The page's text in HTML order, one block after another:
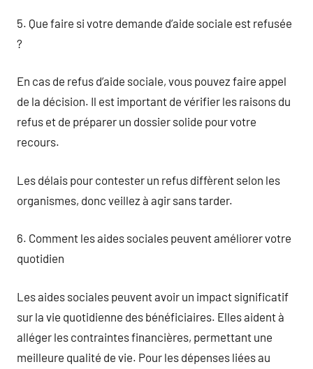
5. Que faire si votre demande d’aide sociale est refusée
?
En cas de refus d’aide sociale, vous pouvez faire appel
de la décision. Il est important de vérifier les raisons du
refus et de préparer un dossier solide pour votre
recours.
Les délais pour contester un refus diffèrent selon les
organismes, donc veillez à agir sans tarder.
6. Comment les aides sociales peuvent améliorer votre
quotidien
Les aides sociales peuvent avoir un impact significatif
sur la vie quotidienne des bénéficiaires. Elles aident à
alléger les contraintes financières, permettant une
meilleure qualité de vie. Pour les dépenses liées au